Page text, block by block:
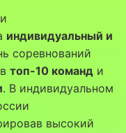
индивидуальный и
соревнований
топ-10 команди
. В индивидуальном
высокий